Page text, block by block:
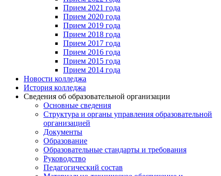
Прием 2021 года
Прием 2020 года
Прием 2019 года
Прием 2018 года
Прием 2017 года
Прием 2016 года
Прием 2015 года
Прием 2014 года
Новости колледжа
История колледжа
Сведения об образовательной организации
Основные сведения
Структура и органы управления образовательной
организацией
Документы
Образование
Образовательные стандарты и требования
Руководство
Педагогический состав